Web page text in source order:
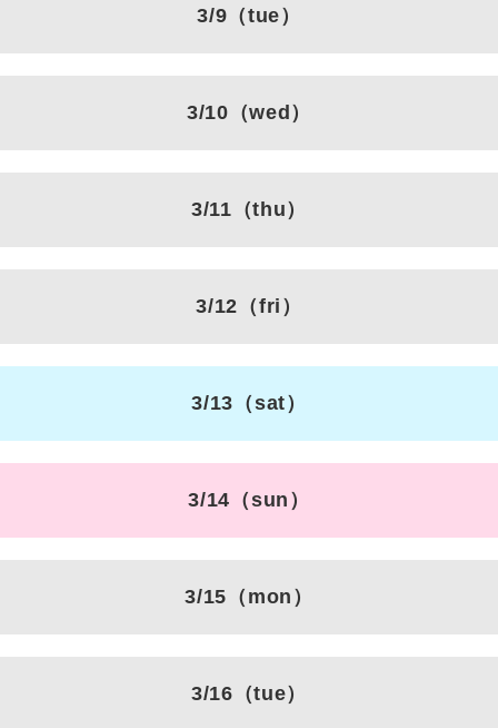
3/9 （tue）
3/10 （wed）
3/11 （thu）
3/12 （fri）
3/13 （sat）
3/14 （sun）
3/15 （mon）
3/16 （tue）